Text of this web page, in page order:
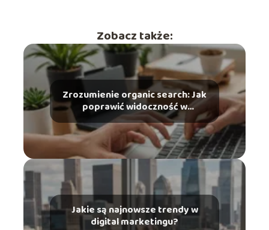
Zobacz także:
Zrozumienie organic search: Jak
poprawić widoczność w
wyszukiwarkach?
Jakie są najnowsze trendy w
digital marketingu?